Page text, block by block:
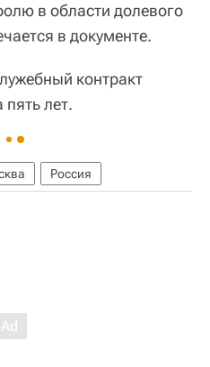
в области долевого
в документе.
контракт
лет.
Россия